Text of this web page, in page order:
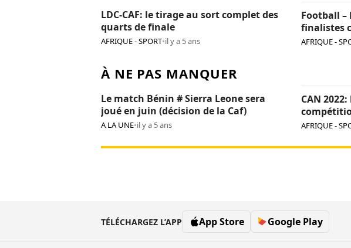
LDC-CAF: le tirage au sort complet des
quarts de finale
AFRIQUE - SPORT•il y a 5 ans
Football –
finalistes
AFRIQUE -
À NE PAS MANQUER
Le match Bénin # Sierra Leone sera
joué en juin (décision de la Caf)
A LA UNE•il y a 5 ans
CAN
AFRIQUE -
TÉLÉCHARGEZ L’APP App Store Google Play